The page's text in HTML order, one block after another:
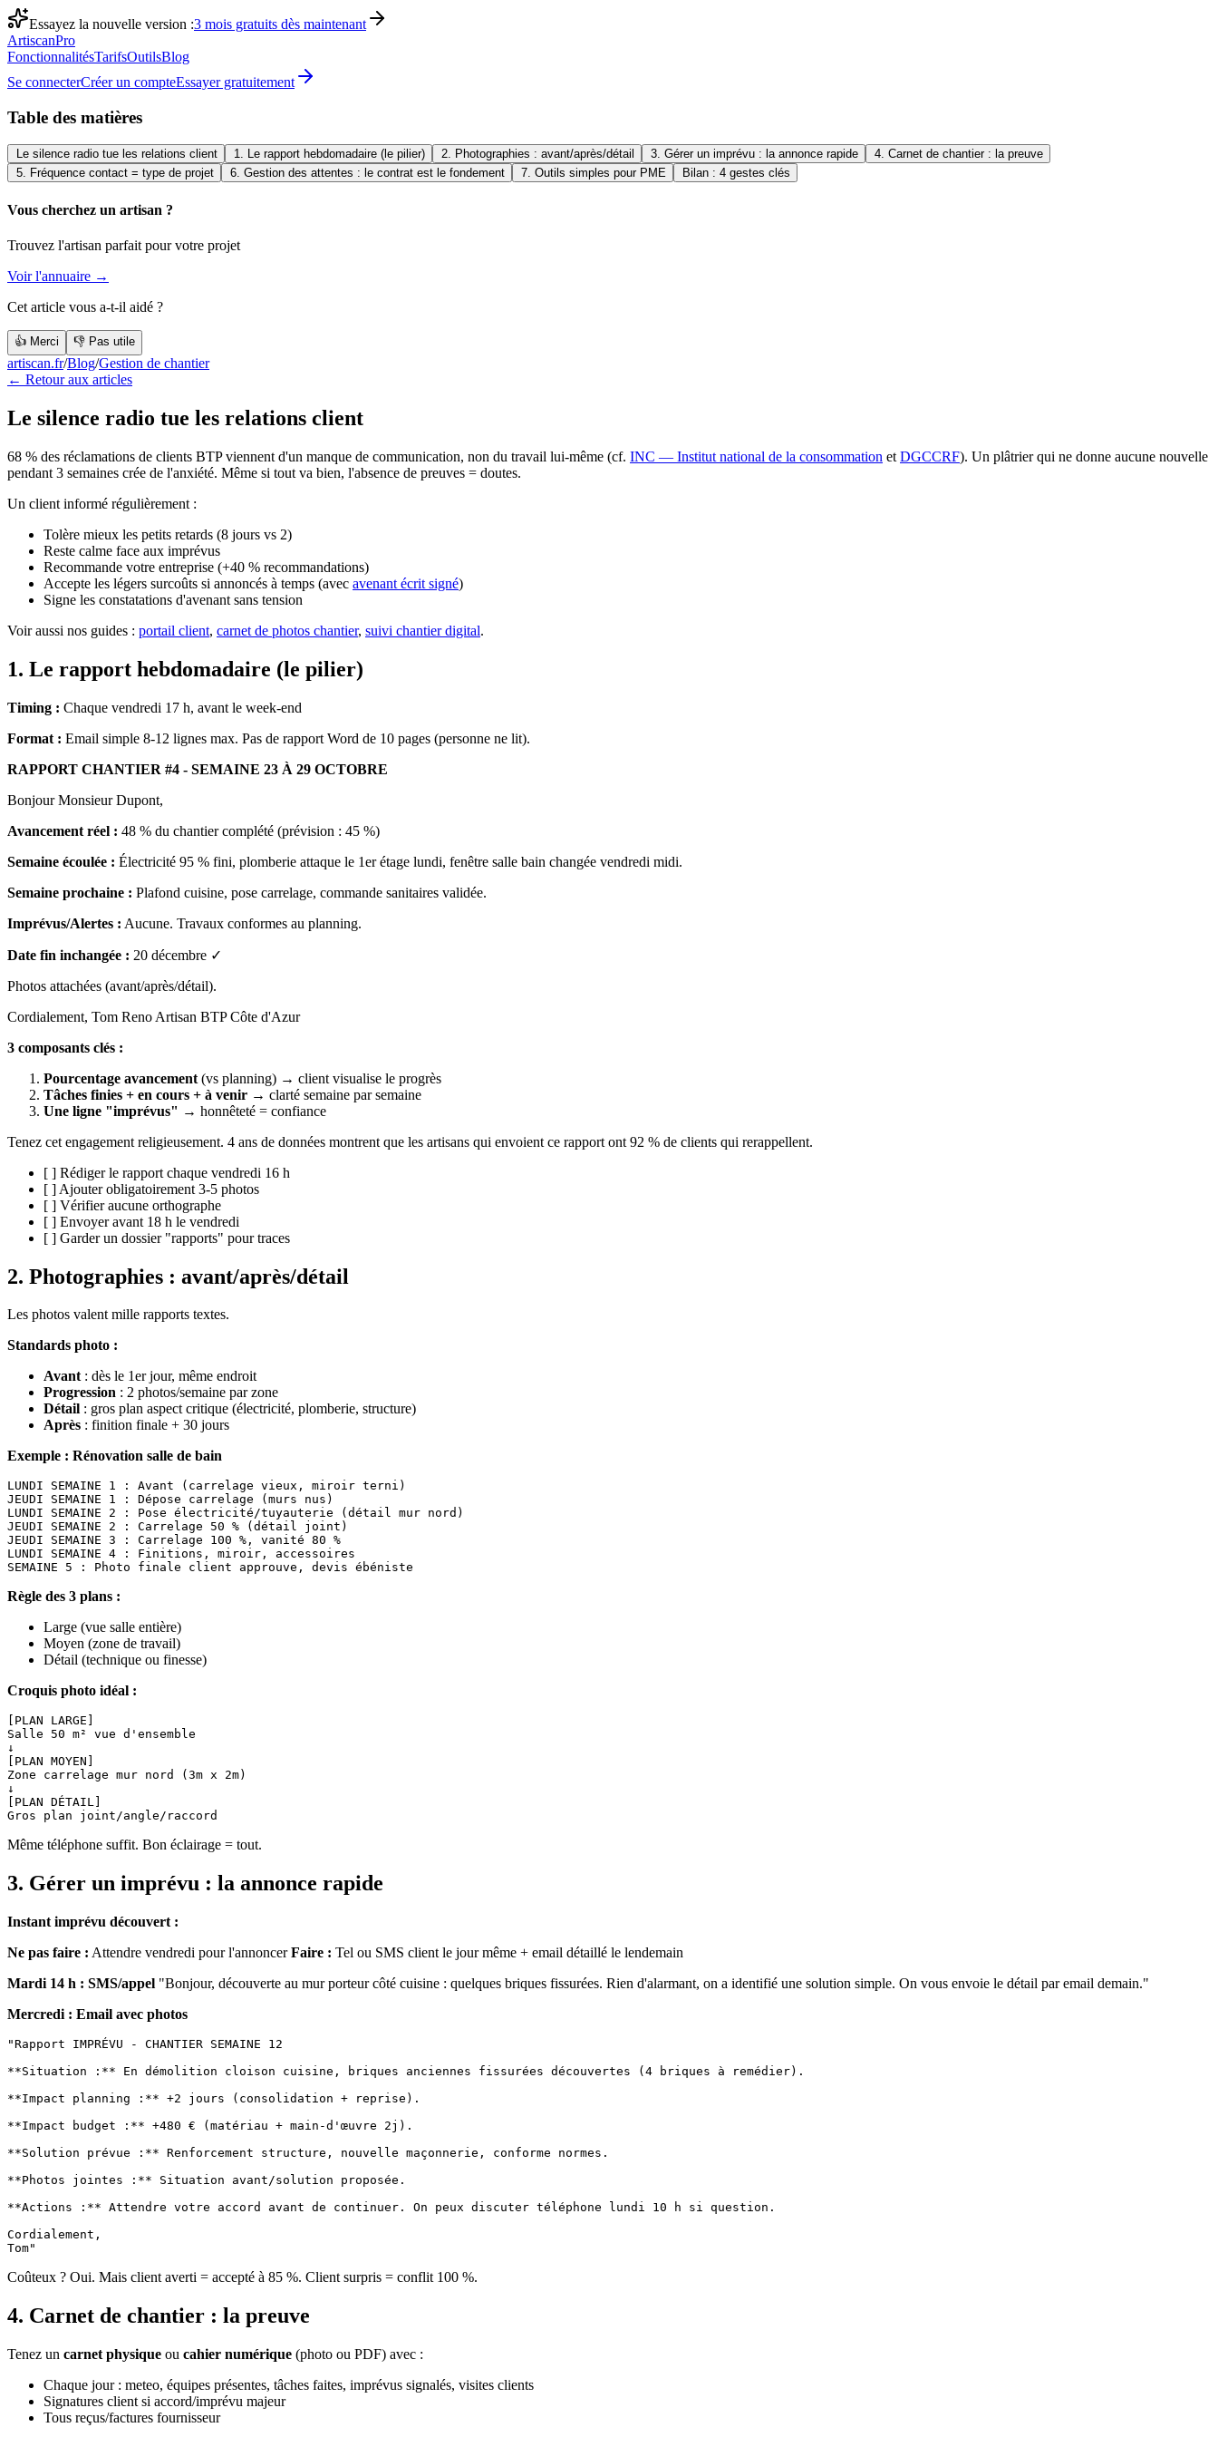
Essayez la nouvelle version :3 mois gratuits dès maintenant
ArtiscanPro
FonctionnalitésTarifsOutilsBlog
Se connecterCréer un compteEssayer gratuitement
Table des matières
Le silence radio tue les relations client 1. Le rapport hebdomadaire (le pilier) 2. Photographies : avant/après/détail 3. Gérer un imprévu : la annonce rapide
4. Carnet de chantier : la preuve
5. Fréquence contact = type de projet
6. Gestion des attentes : le contrat est le fondement 7. Outils simples pour PME Bilan : 4 gestes clés
Vous cherchez un artisan ?
Trouvez l'artisan parfait pour votre projet
Voir l'annuaire →
Cet article vous a-t-il aidé ?
👍 Merci 👎 Pas utile
artiscan.fr/Blog/Gestion de chantier
← Retour aux articles
Le silence radio tue les relations client
68 % des réclamations de clients BTP viennent d'un manque de communication, non du travail lui-même (cf. INC — Institut national de la consommation et DGCCRF). Un plâtrier qui ne donne aucune nouvelle
pendant 3 semaines crée de l'anxiété. Même si tout va bien, l'absence de preuves = doutes.
Un client informé régulièrement :
Tolère mieux les petits retards (8 jours vs 2)
Reste calme face aux imprévus
Recommande votre entreprise (+40 % recommandations)
Accepte les légers surcoûts si annoncés à temps (avec avenant écrit signé)
Signe les constatations d'avenant sans tension
Voir aussi nos guides : portail client, carnet de photos chantier, suivi chantier digital.
1. Le rapport hebdomadaire (le pilier)
Timing : Chaque vendredi 17 h, avant le week-end
Format : Email simple 8-12 lignes max. Pas de rapport Word de 10 pages (personne ne lit).
RAPPORT CHANTIER #4 - SEMAINE 23 À 29 OCTOBRE
Bonjour Monsieur Dupont,
Avancement réel : 48 % du chantier complété (prévision : 45 %)
Semaine écoulée : Électricité 95 % fini, plomberie attaque le 1er étage lundi, fenêtre salle bain changée vendredi midi.
Semaine prochaine : Plafond cuisine, pose carrelage, commande sanitaires validée.
Imprévus/Alertes : Aucune. Travaux conformes au planning.
Date fin inchangée : 20 décembre ✓
Photos attachées (avant/après/détail).
Cordialement, Tom Reno Artisan BTP Côte d'Azur
3 composants clés :
Pourcentage avancement (vs planning) → client visualise le progrès
Tâches finies + en cours + à venir → clarté semaine par semaine
Une ligne "imprévus" → honnêteté = confiance
Tenez cet engagement religieusement. 4 ans de données montrent que les artisans qui envoient ce rapport ont 92 % de clients qui rerappellent.
[ ] Rédiger le rapport chaque vendredi 16 h
[ ] Ajouter obligatoirement 3-5 photos
[ ] Vérifier aucune orthographe
[ ] Envoyer avant 18 h le vendredi
[ ] Garder un dossier "rapports" pour traces
2. Photographies : avant/après/détail
Les photos valent mille rapports textes.
Standards photo :
Avant: dès le 1er jour, même endroit
Progression : 2 photos/semaine par zone
Détail : gros plan aspect critique (électricité, plomberie, structure)
Après : finition finale + 30 jours
Exemple : Rénovation salle de bain
LUNDI SEMAINE 1 : Avant (carrelage vieux, miroir terni)
JEUDI SEMAINE 1 : Dépose carrelage (murs nus)
LUNDI SEMAINE 2 : Pose électricité/tuyauterie (détail mur nord)
JEUDI SEMAINE 2 : Carrelage 50 % (détail joint)
JEUDI SEMAINE 3 : Carrelage 100 %, vanité 80 %
LUNDI SEMAINE 4 : Finitions, miroir, accessoires
Règle des 3 plans :
Large (vue salle entière)
Moyen (zone de travail)
Détail (technique ou finesse)
Croquis photo idéal :
[PLAN LARGE]
Salle 50 m² vue d'ensemble
↓
[PLAN MOYEN]
Zone carrelage mur nord (3m x 2m)
↓
[PLAN DÉTAIL]
Même téléphone suffit. Bon éclairage = tout.
3. Gérer un imprévu : la annonce rapide
Instant imprévu découvert :
Ne pas faire : Attendre vendredi pour l'annoncerFaire : Tel ou SMS client le jour même + email détaillé le lendemain
Mardi 14 h : SMS/appel "Bonjour, découverte au mur porteur côté cuisine : quelques briques fissurées. Rien d'alarmant, on a identifié une solution simple. On vous envoie le détail par email demain."
Mercredi : Email avec photos
"Rapport IMPRÉVU - CHANTIER SEMAINE 12
**Situation :** En démolition cloison cuisine, briques anciennes fissurées découvertes (4 briques à remédier).
**Impact planning :** +2 jours (consolidation + reprise).
**Impact budget :** +480 € (matériau + main-d'œuvre 2j).
**Solution prévue :** Renforcement structure, nouvelle maçonnerie, conforme normes.
**Photos jointes :** Situation avant/solution proposée.
**Actions :** Attendre votre accord avant de continuer. On peux discuter téléphone lundi 10 h si question.
Cordialement,
Coûteux ? Oui. Mais client averti = accepté à 85 %. Client surpris = conflit 100 %.
4. Carnet de chantier : la preuve
Tenez un carnet physique ou cahier numérique (photo ou PDF) avec :
Chaque jour : meteo, équipes présentes, tâches faites, imprévus signalés, visites clients
Signatures client si accord/imprévu majeur
Tous reçus/factures fournisseur